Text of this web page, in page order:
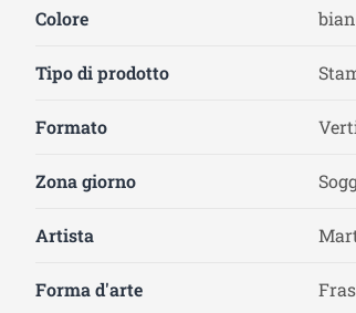
Colore
Tipo di prodotto
Formato
Zona giorno
Artista
Forma d'arte